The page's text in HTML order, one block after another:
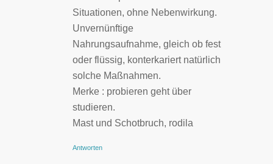
Situationen, ohne Nebenwirkung.
Unvernünftige
Nahrungsaufnahme, gleich ob fest
oder flüssig, konterkariert natürlich
solche Maßnahmen.
Merke : probieren geht über
studieren.
Mast und Schotbruch, rodila
Antworten